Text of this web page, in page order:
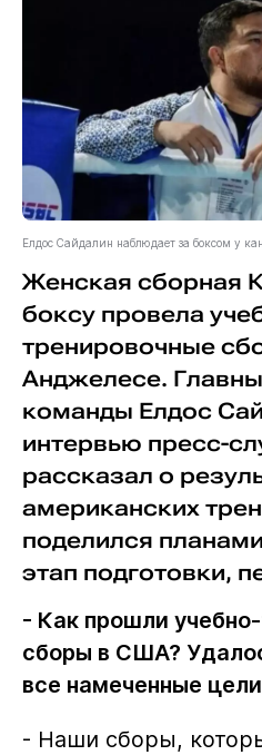
Елдос Сайдалин наблюдает за боксом у
Женская сборная
боксу провела
тренировочные
Анджелесе.
команды Елдос
интервью пресс-
рассказал о
американских
поделился
этап подготовки,
- Как прошли
сборы в США?
все намеченные
- Наши сборы,